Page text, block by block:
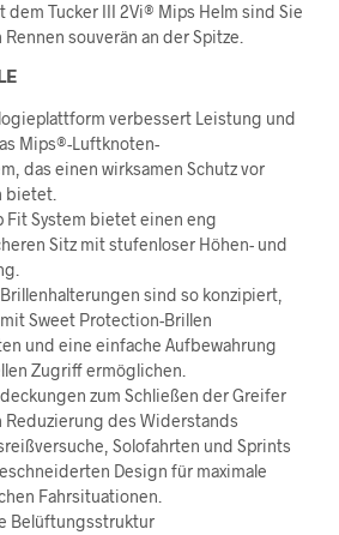
dem Tucker III 2Vi® Mips Helm sind Sie
souverän an der Spitze.
verbessert Leistung und
Mips®-Luftknoten-
das einen wirksamen Schutz vor
bietet.
Fit System bietet einen eng
Sitz mit stufenloser Höhen- und
sind so konzipiert,
Sweet Protection-Brillen
und eine einfache Aufbewahrung
Zugriff ermöglichen.
zum Schließen der Greifer
Reduzierung des Widerstands
Solofahrten und Sprints
Design für maximale
Fahrsituationen.
Belüftungsstruktur